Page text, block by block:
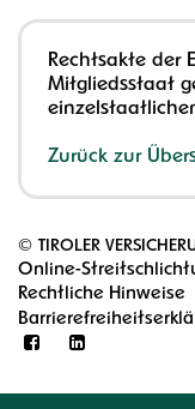
Rechtsakte der
Mitgliedsstaat
Zurück zur
© TIROLER
Online-
Rechtliche Hinweise